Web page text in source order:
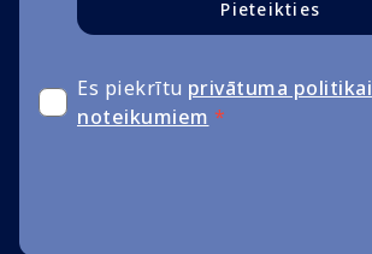
Pieteikties
Es piekrītu privātuma politikai
noteikumiem *